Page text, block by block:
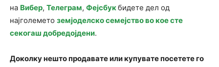
на Вибер, Телеграм, Фејсбукбидете дел од
најголемето земјоделско семејство во кое сте
секогаш добредојдени.
Доколку нешто продавате или купувате посетете го